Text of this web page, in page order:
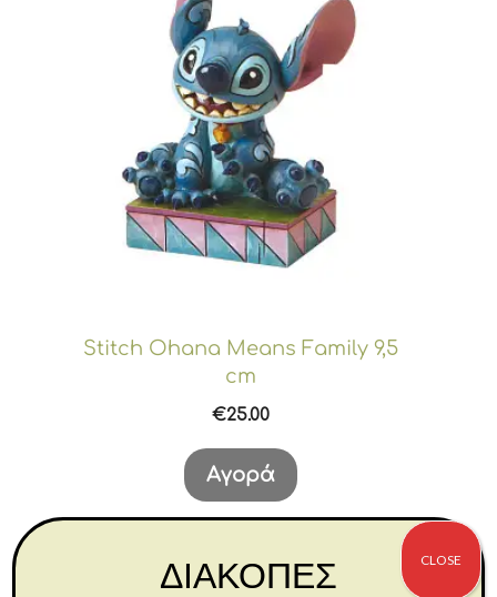
Stitch Ohana Means Family 9,5
cm
€25.00
Αγορά
ΔΙΑΚΟΠΕΣ CLOSE